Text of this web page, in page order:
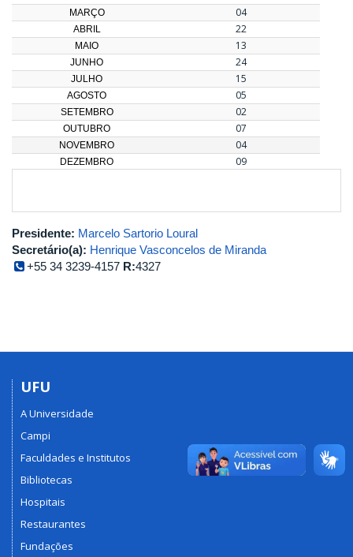
MARÇO 04
ABRIL 22
MAIO 13
JUNHO 24
JULHO 15
AGOSTO 05
SETEMBRO 02
OUTUBRO 07
NOVEMBRO 04
DEZEMBRO 09
Presidente: Marcelo Sartorio Loural
Secretário(a): Henrique Vasconcelos de Miranda
+55 34 3239-4157 R:4327
UFU
A Universidade
Campi
Faculdades e Institutos
Bibliotecas
Hospitais
Restaurantes
Fundações